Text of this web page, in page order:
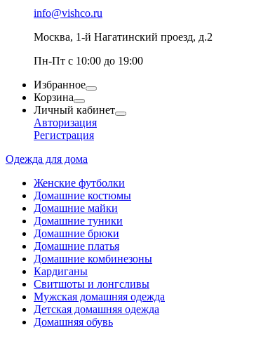
info@vishco.ru
Москва, 1-й Нагатинский проезд, д.2
Пн-Пт с 10:00 до 19:00
Избранное
Корзина
Личный кабинет
Авторизация
Регистрация
Одежда для дома
Женские футболки
Домашние костюмы
Домашние майки
Домашние туники
Домашние брюки
Домашние платья
Домашние комбинезоны
Кардиганы
Свитшоты и лонгсливы
Мужская домашняя одежда
Детская домашняя одежда
Домашняя обувь